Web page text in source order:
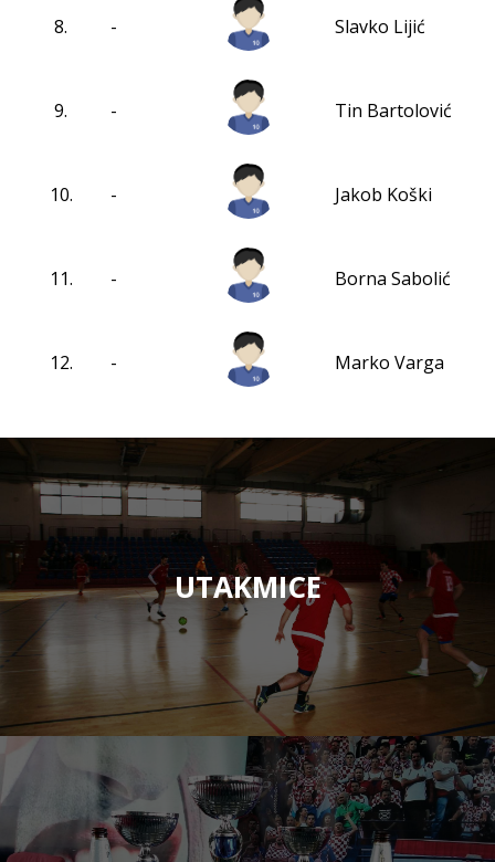
8. - Slavko Lijić
9. - Tin Bartolović
10. - Jakob Koški
11. - Borna Sabolić
12. - Marko Varga
UTAKMICE